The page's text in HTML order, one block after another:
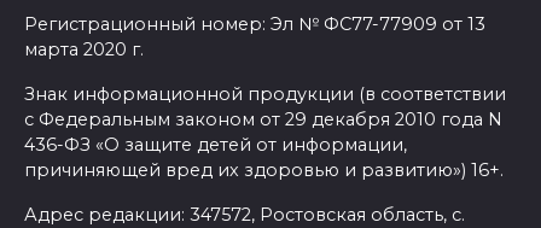
Регистрационный номер: Эл № ФС77-77909 от 13
марта 2020 г.
Знак информационной продукции (в соответствии
с Федеральным законом от 29 декабря 2010 года N
436-ФЗ «О защите детей от информации,
причиняющей вред их здоровью и развитию») 16+.
Адрес редакции: 347572, Ростовская область, с.